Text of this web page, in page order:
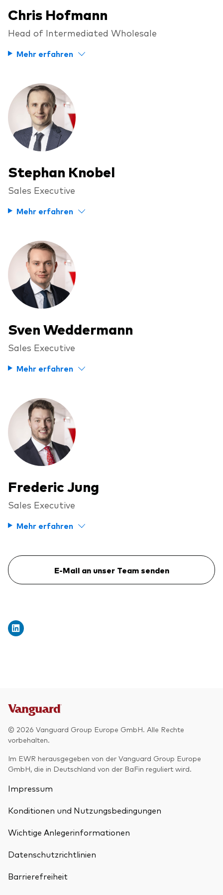
Fondsdokumente und Richtlinien
Index-Exposure-Analyse
Ihr Wissenshub: Studien & Analysen
Dokumente, die Vertrauen schaffen
Ressourcen
Marktvolatilität
Research
Anbieterliste
Vanguard Beratungsstudie
Betrugsprävention
Chris Hofmann
Head of Intermediated Wholesale
Mehr erfahren
Stephan Knobel
Sales Executive
Mehr erfahren
Sven Weddermann
Sales Executive
Mehr erfahren
Frederic Jung
Sales Executive
Mehr erfahren
E-Mail an unser Team senden
© 2026 Vanguard Group Europe GmbH. Alle Rechte
vorbehalten.
Im EWR herausgegeben von der Vanguard Group Europe
GmbH, die in Deutschland von der BaFin reguliert wird.
Impressum
Konditionen und Nutzungsbedingungen
Wichtige Anlegerinformationen
Datenschutzrichtlinien
Barrierefreiheit